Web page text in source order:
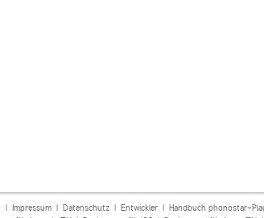
| Impressum| Datenschutz| Entwickler| Handbuch phonostar-